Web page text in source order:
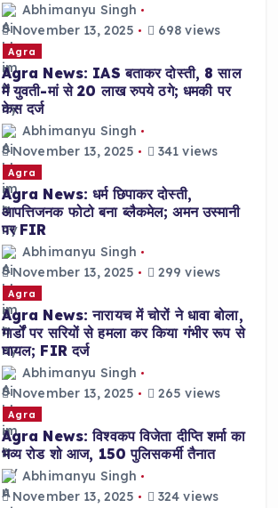
Abhimanyu Singh
November 13, 2025
698 views
Agra
Agra News: IAS बताकर दोस्ती, 8 साल
में युवती-मां से 20 लाख रुपये ठगे; धमकी पर
केस दर्ज
Abhimanyu Singh
November 13, 2025
341 views
Agra
Agra News: धर्म छिपाकर दोस्ती,
आपत्तिजनक फोटो बना ब्लैकमेल; अमन उस्मानी
पर FIR
Abhimanyu Singh
November 13, 2025
299 views
Agra
Agra News: नारायच में चोरों ने धावा बोला,
गार्डों पर सरियों से हमला कर किया गंभीर रूप से
घायल; FIR दर्ज
Abhimanyu Singh
November 13, 2025
265 views
Agra
Agra News: विश्वकप विजेता दीप्ति शर्मा का
भव्य रोड शो आज, 150 पुलिसकर्मी तैनात
Abhimanyu Singh
November 13, 2025
324 views